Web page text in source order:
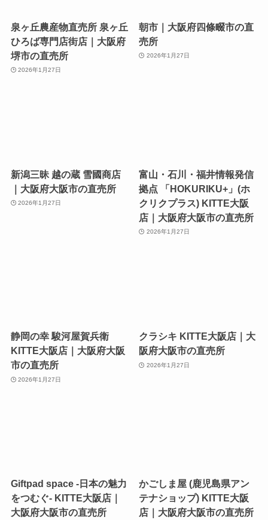
泉ヶ丘農産物直売所 泉ヶ丘
ひろば専門店街店｜大阪府
堺市の直売所
2026年1月27日
朝市｜大阪府四條畷市の直
売所
2026年1月27日
新潟三昧 越の蔵 雪國商店
｜大阪府大阪市の直売所
2026年1月27日
富山・石川・福井情報発信
拠点 「HOKURIKU+」(ホ
クリクプラス) KITTE大阪
店｜大阪府大阪市の直売所
2026年1月27日
静岡の幸 駿河屋賀兵衛
KITTE大阪店｜大阪府大阪
市の直売所
2026年1月27日
クラシキ KITTE大阪店｜大
阪府大阪市の直売所
2026年1月27日
Giftpad space -日本の魅力
をつむぐ- KITTE大阪店｜
大阪府大阪市の直売所
かごしま屋 (鹿児島県アン
テナショップ) KITTE大阪
店｜大阪府大阪市の直売所